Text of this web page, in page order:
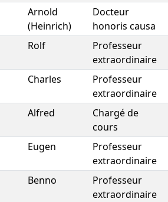
Arnold
(Heinrich)
Docteur
honoris causa
Rolf
Professeur
extraordinaire
Charles
Professeur
extraordinaire
Alfred
Chargé de
cours
Eugen
Professeur
extraordinaire
Benno
Professeur
extraordinaire